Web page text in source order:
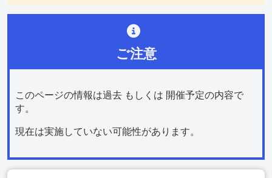
ご注意
このページの情報は過去 もしくは 開催予定の内容で
す。
現在は実施していない可能性があります。